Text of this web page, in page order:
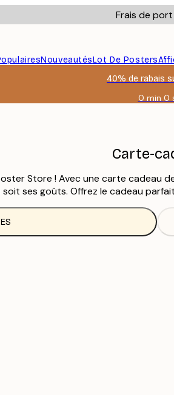
Frais de
NouveautésLot De Posters
40% de rabais
0 min 0
06
Carte-
Store ! Avec une carte cadeau
ses goûts. Offrez le cadeau